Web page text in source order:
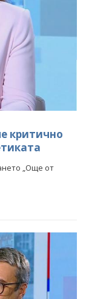
критично
„Още от